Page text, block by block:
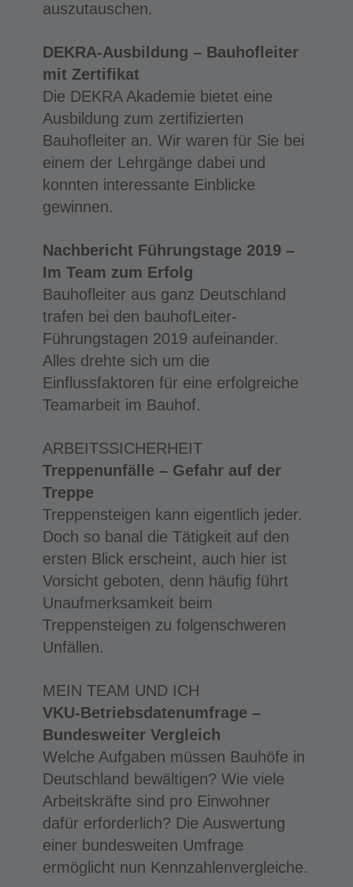
auszutauschen.
DEKRA-Ausbildung – Bauhofleiter
mit Zertifikat
Die DEKRA Akademie bietet eine
Ausbildung zum zertifizierten
Bauhofleiter an. Wir waren für Sie bei
einem der Lehrgänge dabei und
konnten interessante Einblicke
gewinnen.
Nachbericht Führungstage 2019 –
Im Team zum Erfolg
Bauhofleiter aus ganz Deutschland
trafen bei den bauhofLeiter-
Führungstagen 2019 aufeinander.
Alles drehte sich um die
Einflussfaktoren für eine erfolgreiche
Teamarbeit im Bauhof.
ARBEITSSICHERHEIT
Treppenunfälle – Gefahr auf der
Treppe
Treppensteigen kann eigentlich jeder.
Doch so banal die Tätigkeit auf den
ersten Blick erscheint, auch hier ist
Vorsicht geboten, denn häufig führt
Unaufmerksamkeit beim
Treppensteigen zu folgenschweren
Unfällen.
MEIN TEAM UND ICH
VKU-Betriebsdatenumfrage –
Bundesweiter Vergleich
Welche Aufgaben müssen Bauhöfe in
Deutschland bewältigen? Wie viele
Arbeitskräfte sind pro Einwohner
dafür erforderlich? Die Auswertung
einer bundesweiten Umfrage
ermöglicht nun Kennzahlenvergleiche.